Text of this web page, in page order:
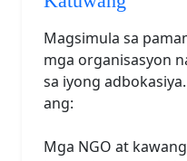
Magsimula sa
mga organisasyon
sa iyong
ang:
Mga NGO at